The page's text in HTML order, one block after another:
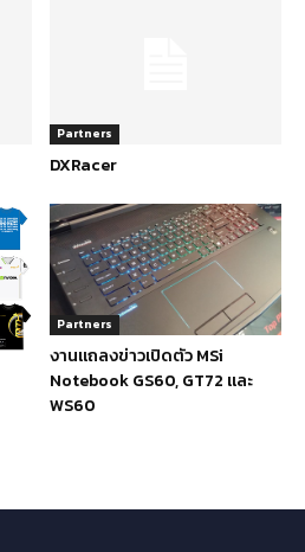
Partners
DXRacer
Partners
งานแถลงข่าวเปิดตัว MSi
Notebook GS60, GT72 และ
WS60